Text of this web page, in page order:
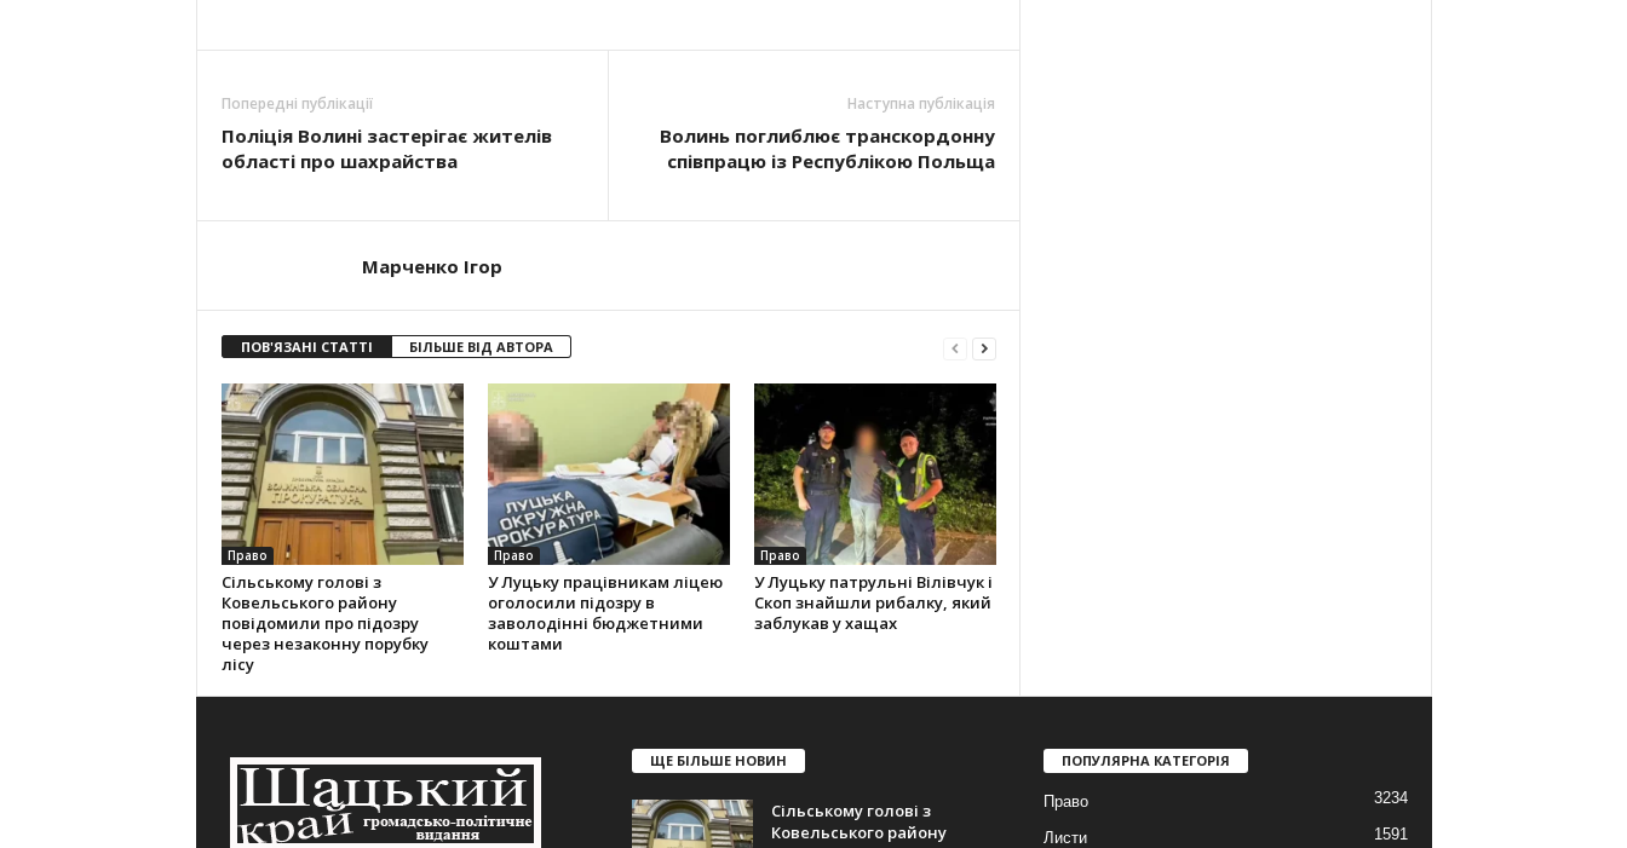
Попередні публікації
Поліція Волині застерігає жителів
області про шахрайства
Наступна публікація
Волинь поглиблює транскордонну
співпрацю із Республікою Польща
Марченко Ігор
ПОВ'ЯЗАНІ СТАТТІ БІЛЬШЕ ВІД АВТОРА
Право
Сільському голові з
Ковельського району
повідомили про підозру
через незаконну порубку
лісу
Право
У Луцьку працівникам ліцею
оголосили підозру в
заволодінні бюджетними
коштами
Право
У Луцьку патрульні Вілівчук і
Скоп знайшли рибалку, який
заблукав у хащах
ЩЕ БІЛЬШЕ НОВИН
Сільському голові з
Ковельського району
ПОПУЛЯРНА КАТЕГОРІЯ
Право 3234
Листи 1591